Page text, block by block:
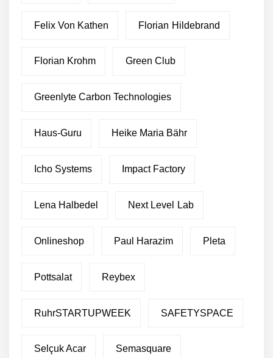
Felix Von Kathen Florian Hildebrand
Florian Krohm Green Club
Greenlyte Carbon Technologies
Haus-Guru Heike Maria Bähr
Icho Systems Impact Factory
Lena Halbedel Next Level Lab
Onlineshop Paul Harazim Pleta
Pottsalat Reybex
RuhrSTARTUPWEEK SAFETYSPACE
Selçuk Acar Semasquare